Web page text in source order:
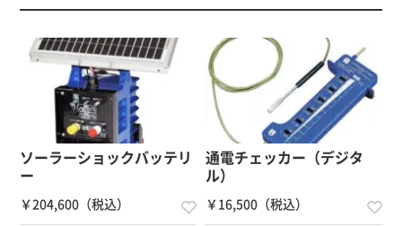
ソーラーショックバッテリ
ー
￥204,600（税込）
通電チェッカー（デジタ
ル）
￥16,500（税込）